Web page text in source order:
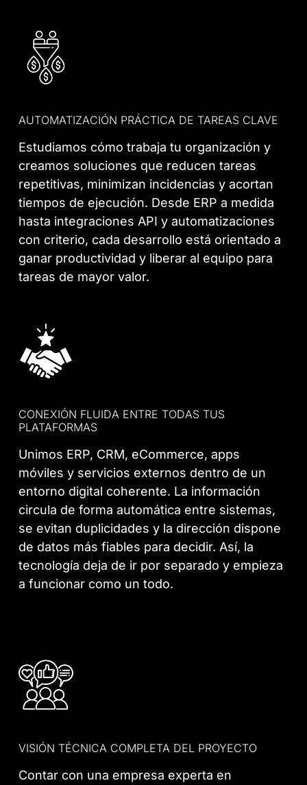
AUTOMATIZACIÓN PRÁCTICA DE TAREAS CLAVE
Estudiamos cómo trabaja tu organización y
creamos soluciones que reducen tareas
repetitivas, minimizan incidencias y acortan
tiempos de ejecución. Desde ERP a medida
hasta integraciones API y automatizaciones
con criterio, cada desarrollo está orientado a
ganar productividad y liberar al equipo para
tareas de mayor valor.
CONEXIÓN FLUIDA ENTRE TODAS TUS
PLATAFORMAS
Unimos ERP, CRM, eCommerce, apps
móviles y servicios externos dentro de un
entorno digital coherente. La información
circula de forma automática entre sistemas,
se evitan duplicidades y la dirección dispone
de datos más fiables para decidir. Así, la
tecnología deja de ir por separado y empieza
a funcionar como un todo.
VISIÓN TÉCNICA COMPLETA DEL PROYECTO
Contar con una empresa experta en